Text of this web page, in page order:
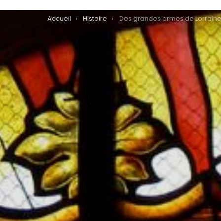
You are here:
Accueil Histoire Des grandes armes de Lorraine